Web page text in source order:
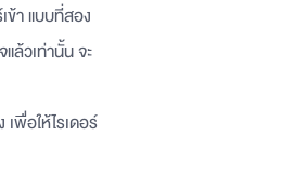
ข้า แบบที่สอง
ล้วเท่านั้น จะ
พื่อให้ไรเดอร์